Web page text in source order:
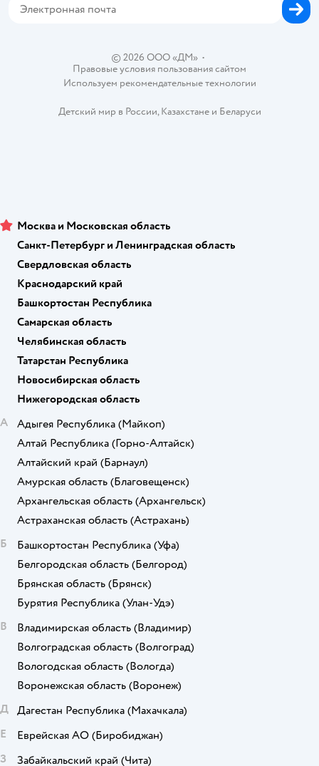
© 2026 ООО «ДМ»•
Правовые условия пользования сайтом
Используем рекомендательные технологии
Детский мир в России,Казахстанеи Беларуси
Москва и Московская область
Санкт-Петербург и Ленинградская область
Свердловская область
Краснодарский край
Башкортостан Республика
Самарская область
Челябинская область
Татарстан Республика
Новосибирская область
Нижегородская область
А
Адыгея Республика (Майкоп)
Алтай Республика (Горно-Алтайск)
Алтайский край (Барнаул)
Амурская область (Благовещенск)
Архангельская область (Архангельск)
Астраханская область (Астрахань)
Б
Башкортостан Республика (Уфа)
Белгородская область (Белгород)
Брянская область (Брянск)
Бурятия Республика (Улан-Удэ)
В
Владимирская область (Владимир)
Волгоградская область (Волгоград)
Вологодская область (Вологда)
Воронежская область (Воронеж)
Д Дагестан Республика (Махачкала)
Е
Еврейская АО (Биробиджан)
З
Забайкальский край (Чита)